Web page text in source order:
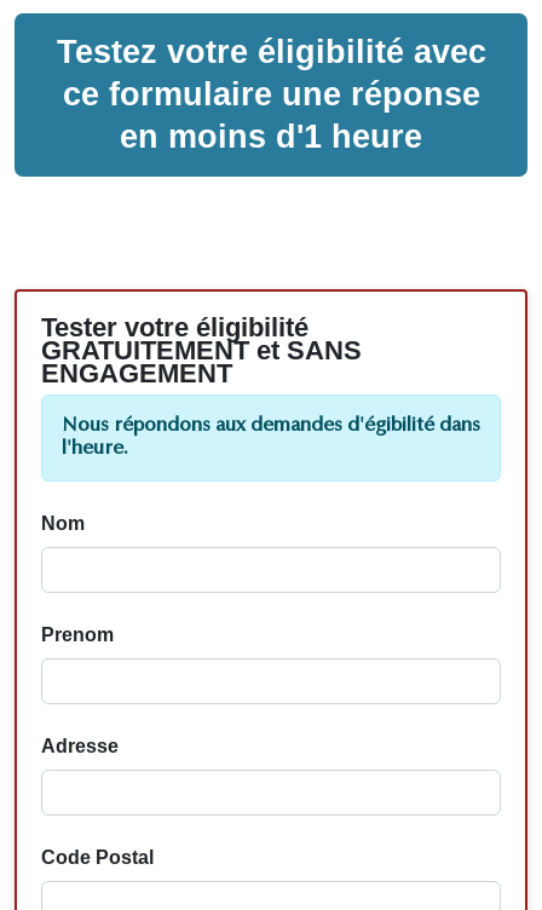
Testez votre éligibilité avec
ce formulaire une réponse
en moins d'1 heure
Tester votre éligibilité
GRATUITEMENT et SANS
ENGAGEMENT
Nous répondons aux demandes d'égibilité dans
l'heure.
Nom
Prenom
Adresse
Code Postal